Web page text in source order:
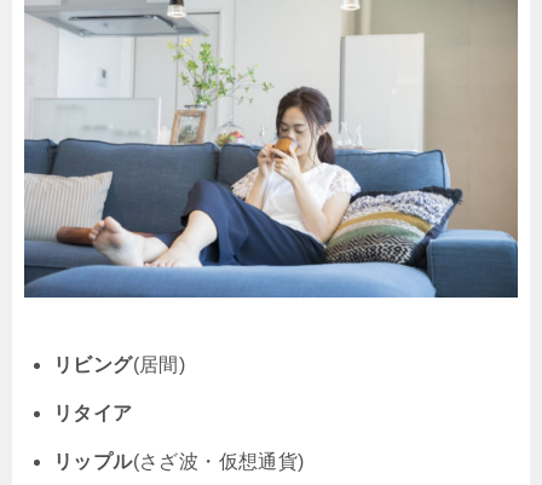
リビング(居間)
リタイア
リップル(さざ波・仮想通貨)